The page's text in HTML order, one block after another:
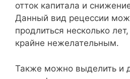
отток капитала и
Данный вид рецессии
продлиться несколько
крайне нежелательным.
Также можно выделить и